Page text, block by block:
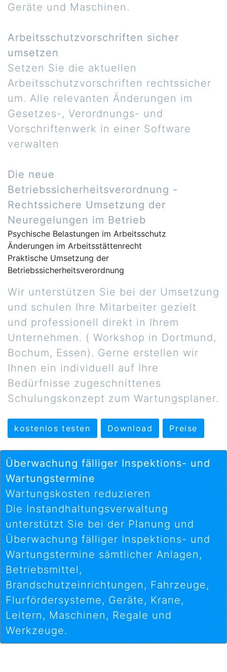
Geräte und Maschinen.
Arbeitsschutzvorschriften sicher
umsetzen
Setzen Sie die aktuellen
Arbeitsschutzvorschriften rechtssicher
um. Alle relevanten Änderungen im
Gesetzes-, Verordnungs- und
Vorschriftenwerk in einer Software
verwalten
Die neue
Betriebssicherheitsverordnung -
Rechtssichere Umsetzung der
Neuregelungen im Betrieb
Psychische Belastungen im Arbeitsschutz
Änderungen im Arbeitsstättenrecht
Praktische Umsetzung der
Betriebssicherheitsverordnung
Wir unterstützen Sie bei der Umsetzung
und schulen Ihre Mitarbeiter gezielt
und professionell direkt in Ihrem
Unternehmen. ( Workshop in Dortmund,
Bochum, Essen). Gerne erstellen wir
Ihnen ein individuell auf Ihre
Bedürfnisse zugeschnittenes
Schulungskonzept zum Wartungsplaner.
kostenlos testen Download Preise
Überwachung fälliger Inspektions- und
Wartungstermine
Wartungskosten reduzieren
Die Instandhaltungsverwaltung
unterstützt Sie bei der Planung und
Überwachung fälliger Inspektions- und
Wartungstermine sämtlicher Anlagen,
Betriebsmittel,
Brandschutzeinrichtungen, Fahrzeuge,
Flurfördersysteme, Geräte, Krane,
Leitern, Maschinen, Regale und
Werkzeuge.